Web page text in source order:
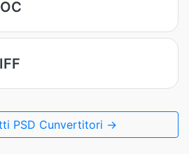
PSD Cunvertitori →